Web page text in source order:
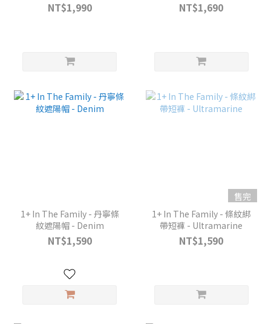
NT$1,990 NT$1,690
1+ In The Family - 丹寧條
紋遮陽帽 - Denim
NT$1,590
售完
1+ In The Family - 條紋綁
帶短褲 - Ultramarine
NT$1,590